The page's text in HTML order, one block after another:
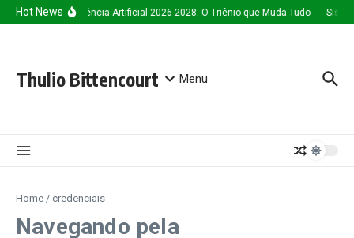
Ir para o conteúdo
Hot NewsInteligência Artificial 2026-2028: O Triênio que Muda Tudo
Thulio Bittencourt Menu
Home / credenciais
Navegando pela